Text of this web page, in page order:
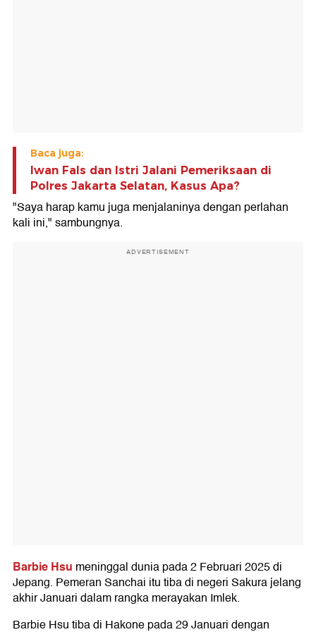
Baca juga:
Iwan Fals dan Istri Jalani Pemeriksaan di
Polres Jakarta Selatan, Kasus Apa?
"Saya harap kamu juga menjalaninya dengan perlahan
kali ini," sambungnya.
ADVERTISEMENT
Barbie Hsu meninggal dunia pada 2 Februari 2025 di
Jepang. Pemeran Sanchai itu tiba di negeri Sakura jelang
akhir Januari dalam rangka merayakan Imlek.
Barbie Hsu tiba di Hakone pada 29 Januari dengan